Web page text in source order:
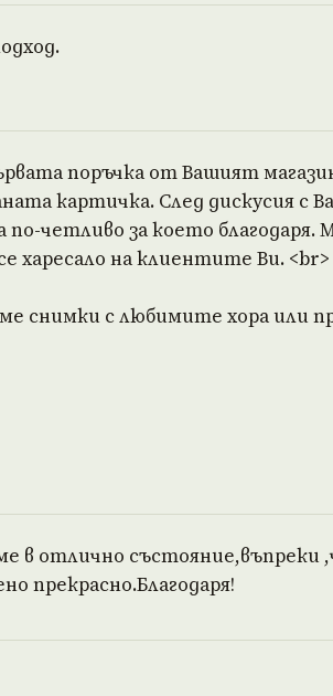
поръчка от Вашият
картичка. След дискусия с
четливо за което благодаря.
харесало на клиентите Ви. <br>
снимки с любимите хора или
в отлично състояние,въпреки
прекрасно.Благодаря!